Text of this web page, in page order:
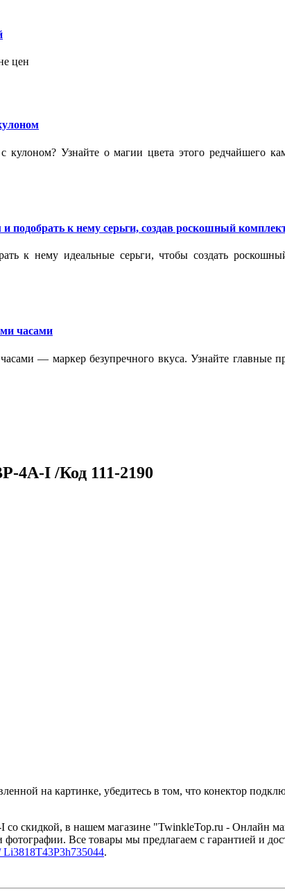
цен
кулоном? Узнайте о магии цвета этого редчайшего
к нему серьги, создав роскошный
к нему идеальные серьги, чтобы создать
часами
— маркер безупречного вкуса. Узнайте главные
4A-I /Код 111-2190
на картинке, убедитесь в том, что конектор
скидкой, в нашем магазине "TwinkleTop.ru - Онлайн
Все товары мы предлагаем с гарантией и
.